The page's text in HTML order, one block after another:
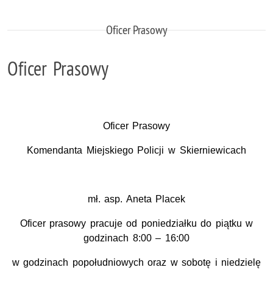
Oficer Prasowy
Oficer Prasowy
Oficer Prasowy
Komendanta Miejskiego Policji w Skierniewicach
mł. asp. Aneta Placek
Oficer prasowy pracuje od poniedziałku do piątku w
godzinach 8:00 – 16:00
w godzinach popołudniowych oraz w sobotę i niedzielę